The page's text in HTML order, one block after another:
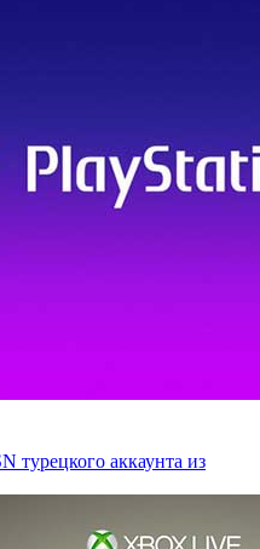
турецкого аккаунта из